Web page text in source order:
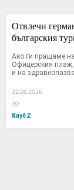
Отвлечи
българския
Ако ги пращаме
Офицерския
и на
да започнем да
таратор от 8 евро
22.06.2026
30
Клуб Z